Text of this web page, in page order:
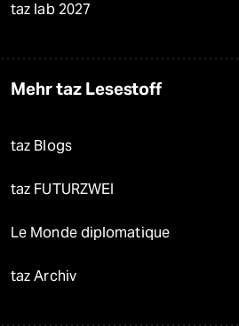
taz lab 2027
Mehr taz Lesestoff
taz Blogs
taz FUTURZWEI
Le Monde diplomatique
taz Archiv